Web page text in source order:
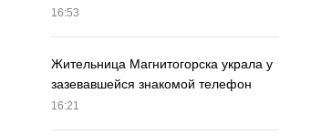
16:53
Жительница Магнитогорска украла у
зазевавшейся знакомой телефон
16:21